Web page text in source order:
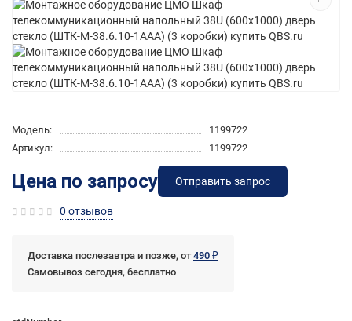
Модель:
1199722
Артикул:
1199722
Цена по запросу Отправить запрос
0 отзывов
Доставка послезавтра и позже, от490 ₽
Самовывоз сегодня, бесплатно